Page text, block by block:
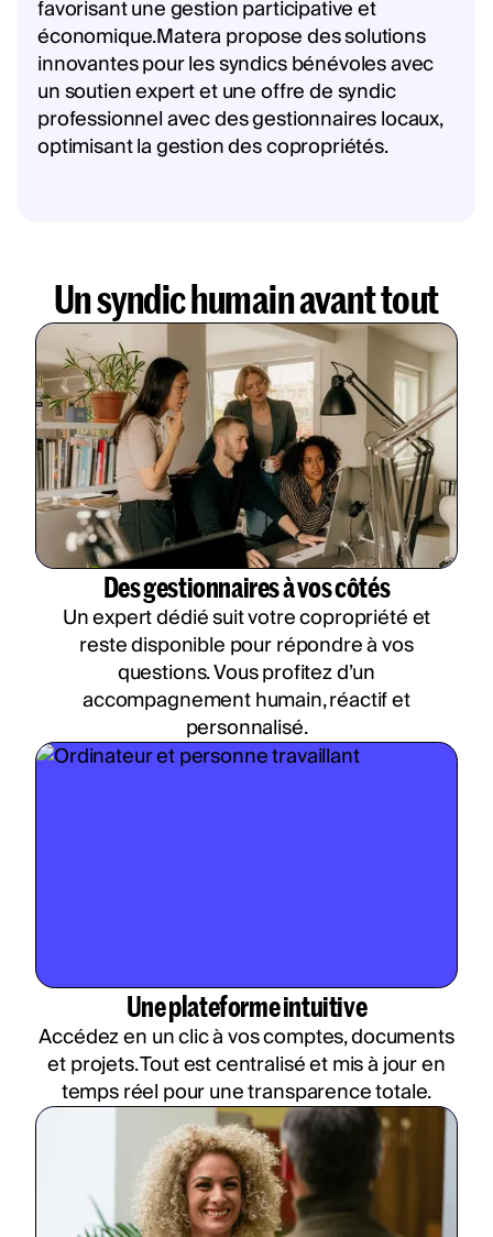
favorisant une gestion participative et
économique.Matera propose des solutions
innovantes pour les syndics bénévoles avec
un soutien expert et une offre de syndic
professionnel avec des gestionnaires locaux,
optimisant la gestion des copropriétés.
Un syndic humain avant tout
Des gestionnaires à vos côtés
Un expert dédié suit votre copropriété et
reste disponible pour répondre à vos
questions. Vous profitez d’un
accompagnement humain, réactif et
personnalisé.
Une plateforme intuitive
Accédez en un clic à vos comptes, documents
et projets. Tout est centralisé et mis à jour en
temps réel pour une transparence totale.